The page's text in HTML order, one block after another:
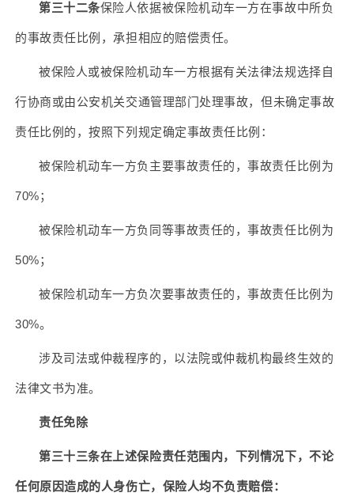
第三十二条保险人依据被保险机动车一方在事故中所负
的事故责任比例，承担相应的赔偿责任。
被保险人或被保险机动车一方根据有关法律法规选择自
行协商或由公安机关交通管理部门处理事故，但未确定事故
责任比例的，按照下列规定确定事故责任比例：
被保险机动车一方负主要事故责任的，事故责任比例为
70%；
被保险机动车一方负同等事故责任的，事故责任比例为
50%；
被保险机动车一方负次要事故责任的，事故责任比例为
30%。
涉及司法或仲裁程序的，以法院或仲裁机构最终生效的
法律文书为准。
责任免除
第三十三条在上述保险责任范围内，下列情况下，不论
任何原因造成的人身伤亡，保险人均不负责赔偿：